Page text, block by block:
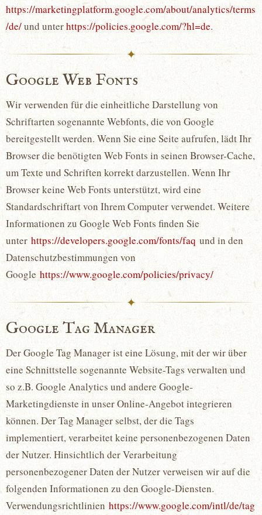
https://marketingplatform.google.com/about/analytics/terms
/de/und unterhttps://policies.google.com/?hl=de.
✦
Google Web Fonts
Wir verwenden für die einheitliche Darstellung von
Schriftarten sogenannte Webfonts, die von Google
bereitgestellt werden. Wenn Sie eine Seite aufrufen, lädt Ihr
Browser die benötigten Web Fonts in seinen Browser-Cache,
um Texte und Schriften korrekt darzustellen. Wenn Ihr
Browser keine Web Fonts unterstützt, wird eine
Standardschriftart von Ihrem Computer verwendet. Weitere
Informationen zu Google Web Fonts finden Sie
unter https://developers.google.com/fonts/faq und in den
Datenschutzbestimmungen von
Googlehttps://www.google.com/policies/privacy/
✦
Google Tag Manager
Der Google Tag Manager ist eine Lösung, mit der wir über
eine Schnittstelle sogenannte Website-Tags verwalten und
so z.B. Google Analytics und andere Google-
Marketingdienste in unser Online-Angebot integrieren
können. Der Tag Manager selbst, der die Tags
implementiert, verarbeitet keine personenbezogenen Daten
der Nutzer. Hinsichtlich der Verarbeitung
personenbezogener Daten der Nutzer verweisen wir auf die
folgenden Informationen zu den Google-Diensten.
Verwendungsrichtlinien https://www.google.com/intl/de/tag